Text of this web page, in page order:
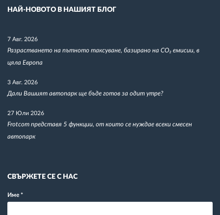
НАЙ-НОВОТО В НАШИЯТ БЛОГ
7 Авг. 2026
Разрастването на пътното таксуване, базирано на CO₂ емисии, в
цяла Европа
3 Авг. 2026
Дали Вашият автопарк ще бъде готов за одит утре?
27 Юли 2026
Frotcom представя 5 функции, от които се нуждае всеки смесен
автопарк
СВЪРЖЕТЕ СЕ С НАС
Име *